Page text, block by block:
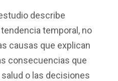
describe
temporal, no
causas que explican
consecuencias que
o las decisiones